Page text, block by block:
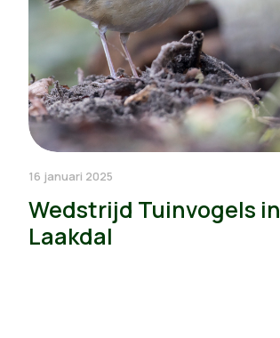
16 januari 2025
Wedstrijd Tuinvogels in
Laakdal